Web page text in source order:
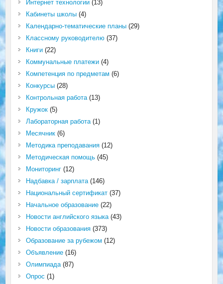
Интернет технологии(13)
Кабинеты школы(4)
Календарно-тематические планы(29)
Классному руководителю(37)
Книги(22)
Коммунальные платежи(4)
Компетенция по предметам (6)
Конкурсы(28)
Контрольная работа(13)
Кружок(5)
Лабораторная работа(1)
Месячник(6)
Методика преподавания(12)
Методическая помощь(45)
Мониторинг(12)
Надбавка / зарплата(146)
Национальный сертификат(37)
Начальное образование(22)
Новости английского языка(43)
Новости образования(373)
Образование за рубежом (12)
Объявление(16)
Олимпиада(87)
Опрос (1)